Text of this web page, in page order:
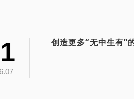
创造更多“无中生有”